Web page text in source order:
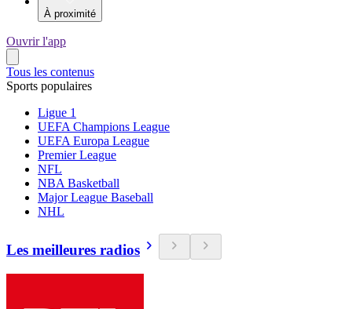
À proximité
Ouvrir l'app
Tous les contenus
Sports populaires
Ligue 1
UEFA Champions League
UEFA Europa League
Premier League
NFL
NBA Basketball
Major League Baseball
NHL
Les meilleures radios